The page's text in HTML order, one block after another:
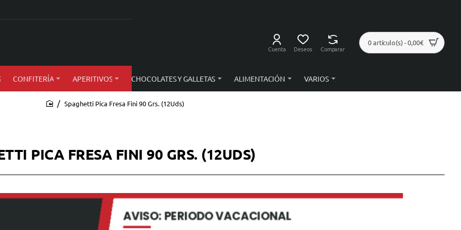
Cuenta Deseos Comparar
0 artículo(s) - 0,00€
CONFITERÍA APERITIVOS CHOCOLATES Y GALLETAS ALIMENTACIÓN VARIOS
home
Spaghetti Pica Fresa Fini 90 Grs. (12Uds)
PICA FRESA FINI 90 GRS. (12UDS)